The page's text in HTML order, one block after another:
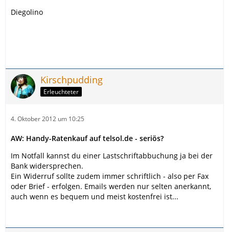
Diegolino
Kirschpudding
Erleuchteter
4. Oktober 2012 um 10:25
AW: Handy-Ratenkauf auf telsol.de - seriös?
Im Notfall kannst du einer Lastschriftabbuchung ja bei der
Bank widersprechen.
Ein Widerruf sollte zudem immer schriftlich - also per Fax
oder Brief - erfolgen. Emails werden nur selten anerkannt,
auch wenn es bequem und meist kostenfrei ist...